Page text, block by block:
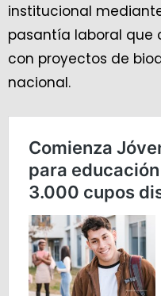
institucional
pasantía laboral que
con proyectos de
nacional.